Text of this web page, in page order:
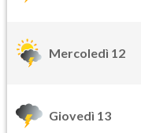
Mercoledì 12
Giovedì 13